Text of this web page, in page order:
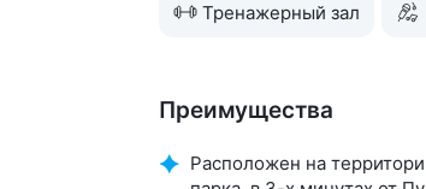
Тренажерный зал
Преимущества
Расположен на